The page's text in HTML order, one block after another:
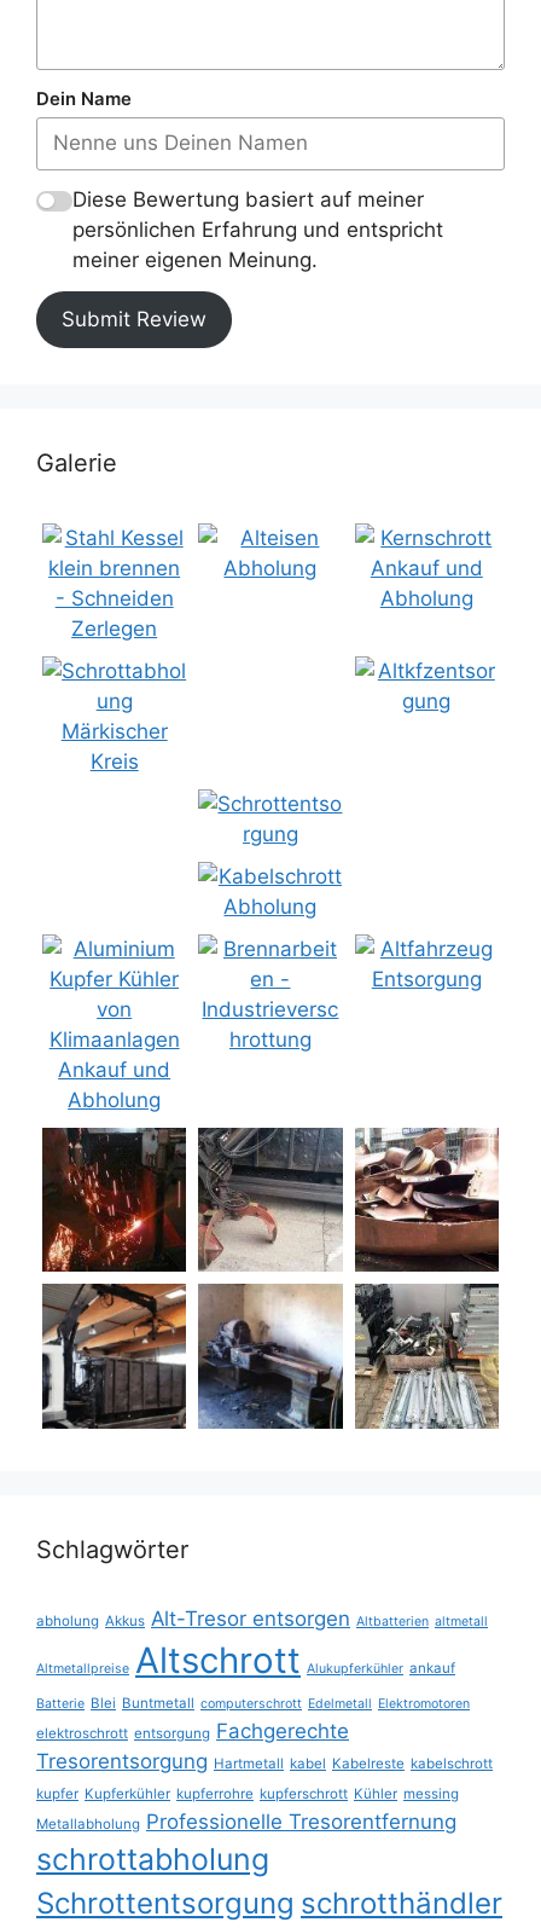
Dein Name
Diese Bewertung basiert auf meiner
persönlichen Erfahrung und entspricht
meiner eigenen Meinung.
Submit Review
Galerie
Schlagwörter
abholung Akkus Alt-Tresor entsorgen Altbatterien altmetall
Altmetallpreise Altschrott Alukupferkühler ankauf
Batterie Blei Buntmetall computerschrott Edelmetall Elektromotoren
elektroschrott entsorgung Fachgerechte
Tresorentsorgung Hartmetall kabel Kabelreste kabelschrott
kupfer Kupferkühler kupferrohre kupferschrott Kühler messing
Metallabholung Professionelle Tresorentfernung
schrottabholung
Schrottentsorgung schrotthändler